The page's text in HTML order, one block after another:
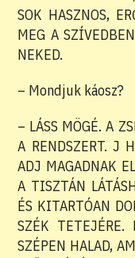
SOK HASZNOS,
MEG A
NEKED.
– Mondjuk káosz?
– LÁSS MÖGÉ. A
A RENDSZERT. J
ADJ MAGADNAK
A TISZTÁN
ÉS KITARTÓAN
SZÉK TETEJÉRE.
SZÉPEN HALAD,